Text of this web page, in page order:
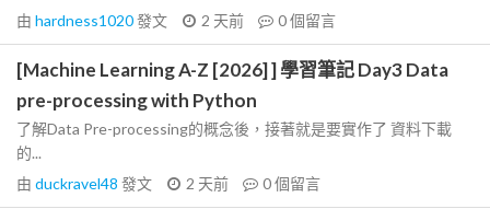
由 hardness1020發文 2 天前 0個留言
[Machine Learning A-Z [2026] ] 學習筆記 Day3 Data
pre-processing with Python
了解Data Pre-processing的概念後，接著就是要實作了 資料下載
的...
由 duckravel48 發文 2 天前 0個留言